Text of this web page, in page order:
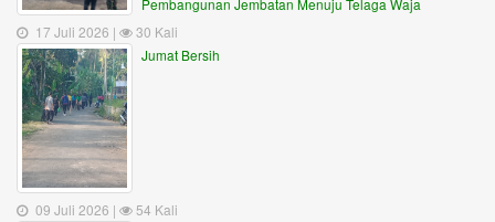
Pembangunan Jembatan Menuju Telaga Waja
17 Juli 2026 |
30 Kali
Jumat Bersih
09 Juli 2026 |
54 Kali